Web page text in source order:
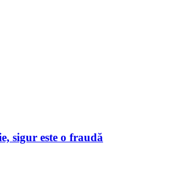
sigur este o fraudă